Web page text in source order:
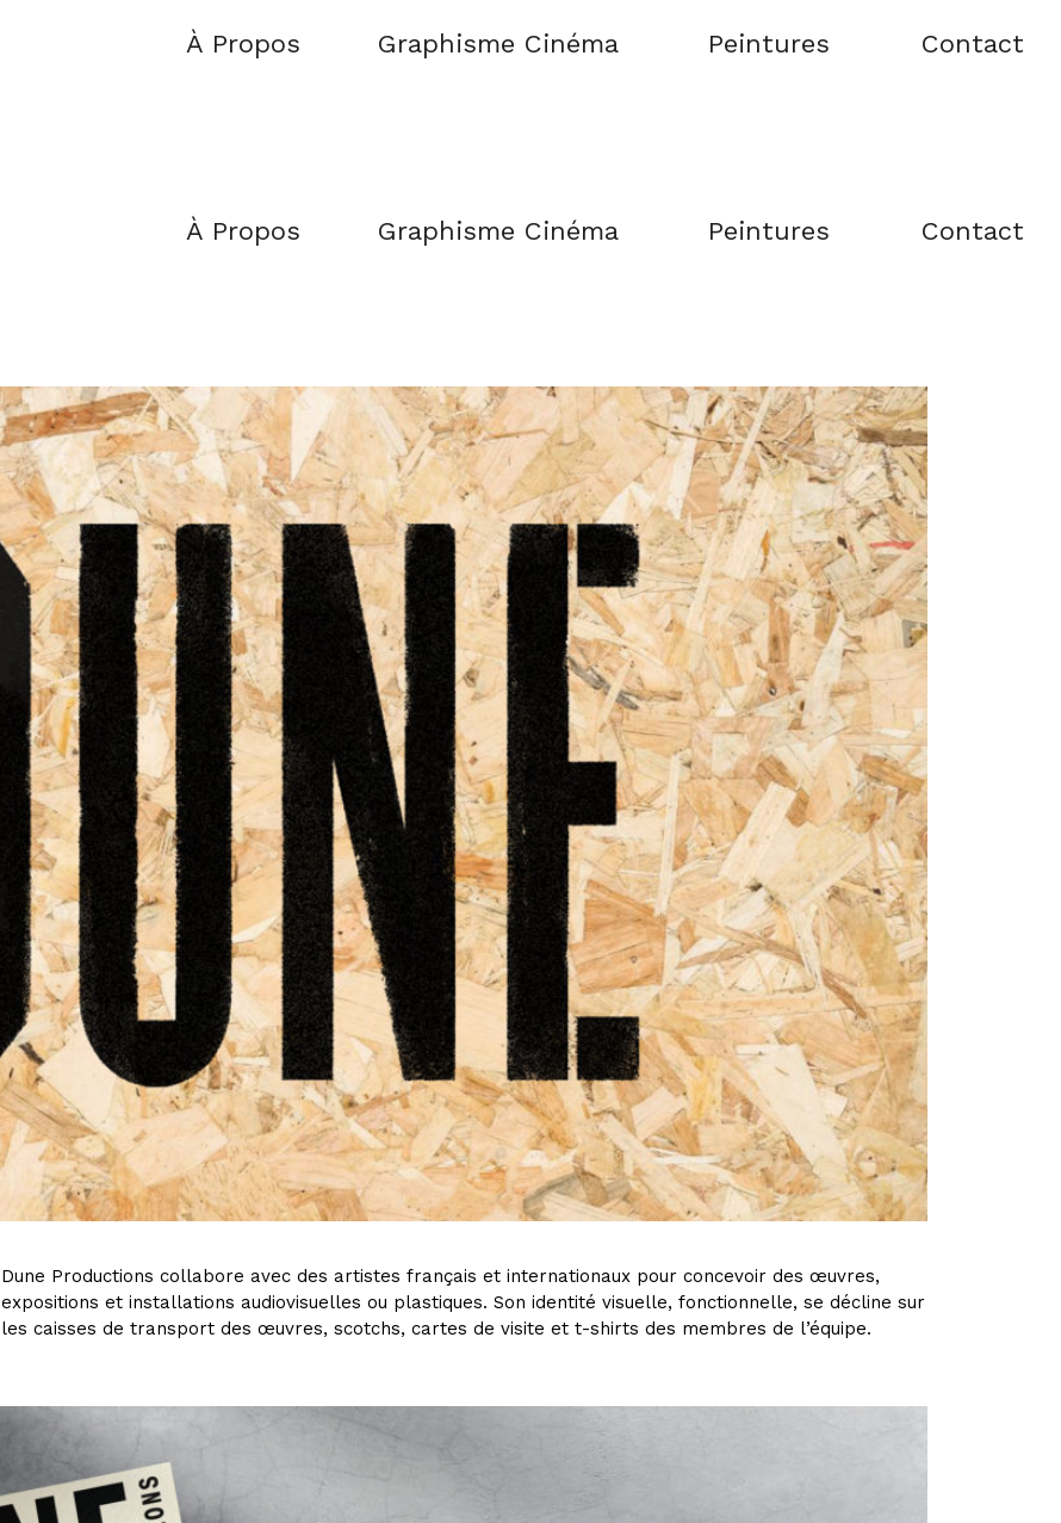
À Propos Graphisme Cinéma Peintures Contact
À Propos Graphisme Cinéma Peintures Contact
Dune Productions collabore avec des artistes français et internationaux pour concevoir des œuvres,
expositions et installations audiovisuelles ou plastiques. Son identité visuelle, fonctionnelle, se décline sur
les caisses de transport des œuvres, scotchs, cartes de visite et t-shirts des membres de l’équipe.